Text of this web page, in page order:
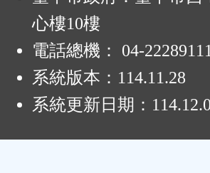
心樓10樓
電話總機： 04-
系統版本： 114.11.28
系統更新日期：